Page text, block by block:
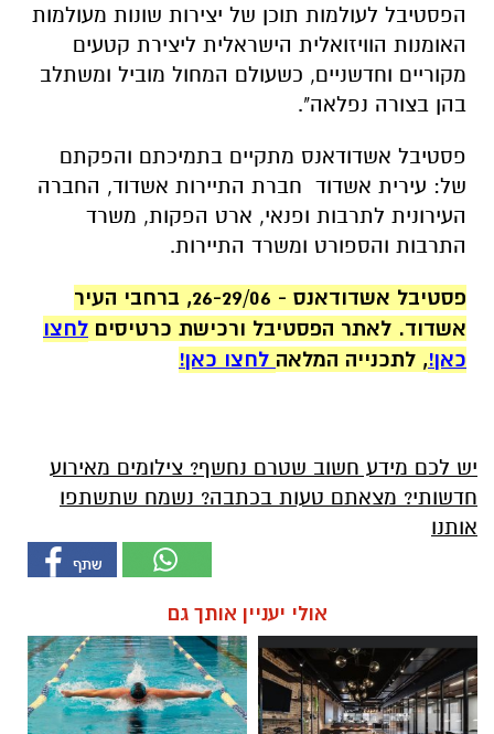
הפסטיבל לעולמות תוכן של יצירות שונות מעולמות
האומנות הוויזואלית הישראלית ליצירת קטעים
מקוריים וחדשניים, כשעולם המחול מוביל ומשתלב
בהן בצורה נפלאה".
פסטיבל אשדודאנס מתקיים בתמיכתם והפקתם
של: עירית אשדוד חברת התיירות אשדוד, החברה
העירונית לתרבות ופנאי, ארט הפקות, משרד
התרבות והספורט ומשרד התיירות.
פסטיבל אשדודאנס -
26-29/06, ברחבי העיר
אשדוד. לאתר הפסטיבל ורכישת כרטיסים לחצו
כאן!, לתכנייה המלאה לחצו כאן!
יש לכם מידע חשוב שטרם נחשף? צילומים מאירוע
חדשותי? מצאתם טעות בכתבה? נשמח שתשתפו
אותנו
אולי יעניין אותך גם